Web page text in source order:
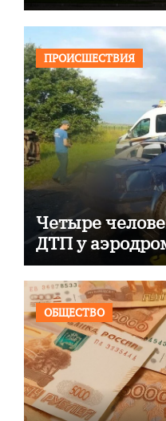
ПРОИСШЕСТВИЯ
Четыре
ДТП у
ОБЩЕСТВО